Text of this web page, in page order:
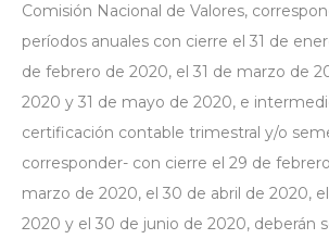
Comisión Nacional de Valores,
períodos anuales con cierre el 31 de
de febrero de 2020, el 31 de marzo de
2020 y 31 de mayo de 2020, e
certificación contable trimestral y/o
corresponder- con cierre el 29 de
marzo de 2020, el 30 de abril de 2020,
2020 y el 30 de junio de 2020, deberán